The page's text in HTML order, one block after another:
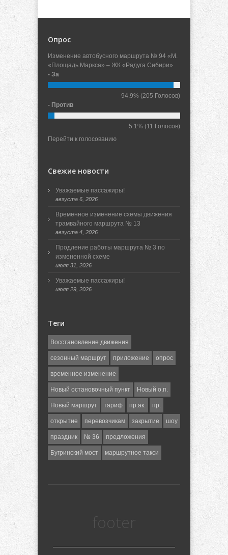
Опрос
Изменение автобусного маршрута № 94 «М.
«Площадь Маркса» – ЖК «Радуга Сибири»
- За
94.9% (205 Голосов)
- Против
5.1% (11 Голосов)
Перейти к голосованию
Свежие новости
Уважаемые пассажиры!
августа 6, 2026
Временное изменение схемы движения
трамвайного маршрута № 13
августа 4, 2026
Продление работы маршрута № 3 по
измененной схеме
июля 31, 2026
Уважаемые пассажиры!
июля 29, 2026
Теги
Восстановление движения
сезонный маршрут приложение опрос
временное изменение
Новый остановочный пункт Новый о.п.
Новый маршрут тариф пр.ак. пр.
открытие перевозчикам закрытие шоу
праздник № 36 предложения
Бугринский мост маршрутное такси
footer